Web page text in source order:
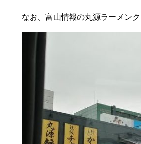
なお、富山情報の丸源ラーメン